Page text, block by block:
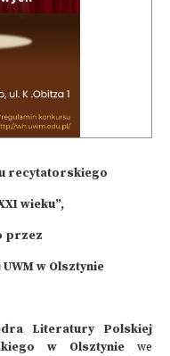
recytatorskiego
wieku”,
przez
w Olsztynie
Literatury Polskiej
w Olsztynie we